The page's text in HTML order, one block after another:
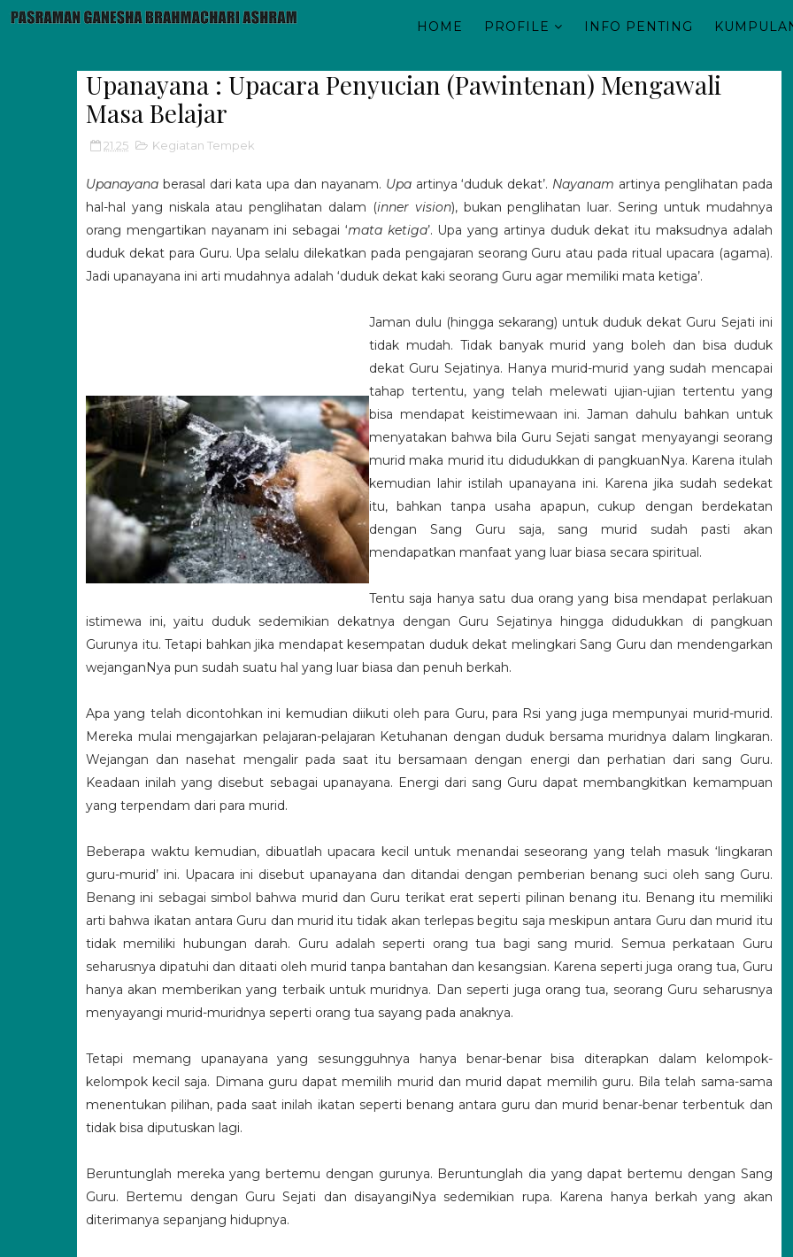
HOME PROFILE INFO PENTING
Upanayana : Upacara Penyucian (Pawintenan) Mengawali
Masa Belajar
21.25 Kegiatan Tempek
Upanayana berasal dari kata upa dan nayanam. Upaartinya ‘duduk dekat’. Nayanam artinya penglihatan pada
hal-hal yang niskala atau penglihatan dalam (inner vision), bukan penglihatan luar. Sering untuk mudahnya
orang mengartikan nayanam ini sebagai ‘mata ketiga’. Upa yang artinya duduk dekat itu maksudnya adalah
duduk dekat para Guru. Upa selalu dilekatkan pada pengajaran seorang Guru atau pada ritual upacara (agama).
Jadi upanayana ini arti mudahnya adalah ‘duduk dekat kaki seorang Guru agar memiliki mata ketiga’.
Jaman dulu (hingga sekarang) untuk duduk dekat Guru Sejati ini
tidak mudah. Tidak banyak murid yang boleh dan bisa duduk
dekat Guru Sejatinya. Hanya murid-murid yang sudah mencapai
tahap tertentu, yang telah melewati ujian-ujian tertentu yang
bisa mendapat keistimewaan ini. Jaman dahulu bahkan untuk
menyatakan bahwa bila Guru Sejati sangat menyayangi seorang
murid maka murid itu didudukkan di pangkuanNya. Karena itulah
kemudian lahir istilah upanayana ini. Karena jika sudah sedekat
itu, bahkan tanpa usaha apapun, cukup dengan berdekatan
dengan Sang Guru saja, sang murid sudah pasti akan
mendapatkan manfaat yang luar biasa secara spiritual.
Tentu saja hanya satu dua orang yang bisa mendapat perlakuan
istimewa ini, yaitu duduk sedemikian dekatnya dengan Guru Sejatinya hingga didudukkan di pangkuan
Gurunya itu. Tetapi bahkan jika mendapat kesempatan duduk dekat melingkari Sang Guru dan mendengarkan
wejanganNya pun sudah suatu hal yang luar biasa dan penuh berkah.
Apa yang telah dicontohkan ini kemudian diikuti oleh para Guru, para Rsi yang juga mempunyai murid-murid.
Mereka mulai mengajarkan pelajaran-pelajaran Ketuhanan dengan duduk bersama muridnya dalam lingkaran.
Wejangan dan nasehat mengalir pada saat itu bersamaan dengan energi dan perhatian dari sang Guru.
Keadaan inilah yang disebut sebagai upanayana. Energi dari sang Guru dapat membangkitkan kemampuan
yang terpendam dari para murid.
Beberapa waktu kemudian, dibuatlah upacara kecil untuk menandai seseorang yang telah masuk ‘lingkaran
guru-murid’ ini. Upacara ini disebut upanayana dan ditandai dengan pemberian benang suci oleh sang Guru.
Benang ini sebagai simbol bahwa murid dan Guru terikat erat seperti pilinan benang itu. Benang itu memiliki
arti bahwa ikatan antara Guru dan murid itu tidak akan terlepas begitu saja meskipun antara Guru dan murid itu
tidak memiliki hubungan darah. Guru adalah seperti orang tua bagi sang murid. Semua perkataan Guru
seharusnya dipatuhi dan ditaati oleh murid tanpa bantahan dan kesangsian. Karena seperti juga orang tua, Guru
hanya akan memberikan yang terbaik untuk muridnya. Dan seperti juga orang tua, seorang Guru seharusnya
menyayangi murid-muridnya seperti orang tua sayang pada anaknya.
Tetapi memang upanayana yang sesungguhnya hanya benar-benar bisa diterapkan dalam kelompok-
kelompok kecil saja. Dimana guru dapat memilih murid dan murid dapat memilih guru. Bila telah sama-sama
menentukan pilihan, pada saat inilah ikatan seperti benang antara guru dan murid benar-benar terbentuk dan
tidak bisa diputuskan lagi.
Beruntunglah mereka yang bertemu dengan gurunya. Beruntunglah dia yang dapat bertemu dengan Sang
Guru. Bertemu dengan Guru Sejati dan disayangiNya sedemikian rupa. Karena hanya berkah yang akan
diterimanya sepanjang hidupnya.